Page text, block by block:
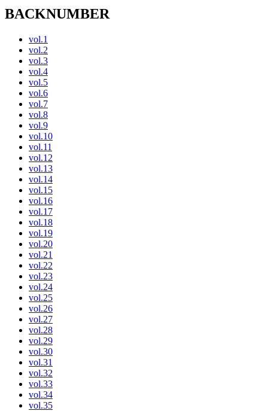
BACKNUMBER
vol.1
vol.2
vol.3
vol.4
vol.5
vol.6
vol.7
vol.8
vol.9
vol.10
vol.11
vol.12
vol.13
vol.14
vol.15
vol.16
vol.17
vol.18
vol.19
vol.20
vol.21
vol.22
vol.23
vol.24
vol.25
vol.26
vol.27
vol.28
vol.29
vol.30
vol.31
vol.32
vol.33
vol.34
vol.35